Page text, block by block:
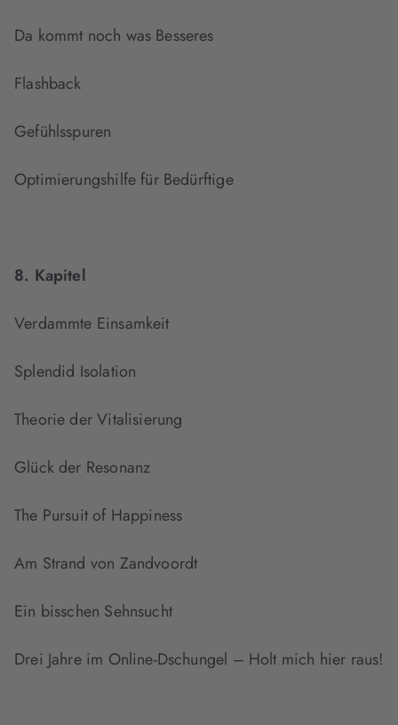
Da kommt noch was Besseres
Flashback
Gefühlsspuren
Optimierungshilfe für Bedürftige
8. Kapitel
Verdammte Einsamkeit
Splendid Isolation
Theorie der Vitalisierung
Glück der Resonanz
The Pursuit of Happiness
Am Strand von Zandvoordt
Ein bisschen Sehnsucht
Drei Jahre im Online-Dschungel – Holt mich hier raus!